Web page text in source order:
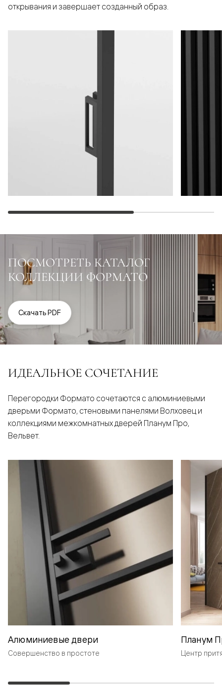
открывания и завершает созданный образ.
ПОСМОТРЕТЬ КАТАЛОГ
КОЛЛЕКЦИИ ФОРМАТО
Скачать PDF
ИДЕАЛЬНОЕ СОЧЕТАНИЕ
Перегородки Формато сочетаются с алюминиевыми
дверьми Формато, стеновыми панелями Волховец и
коллекциями межкомнатных дверей Планум Про,
Вельвет.
Алюминиевые двери
Совершенство в простоте
Планум
Центр